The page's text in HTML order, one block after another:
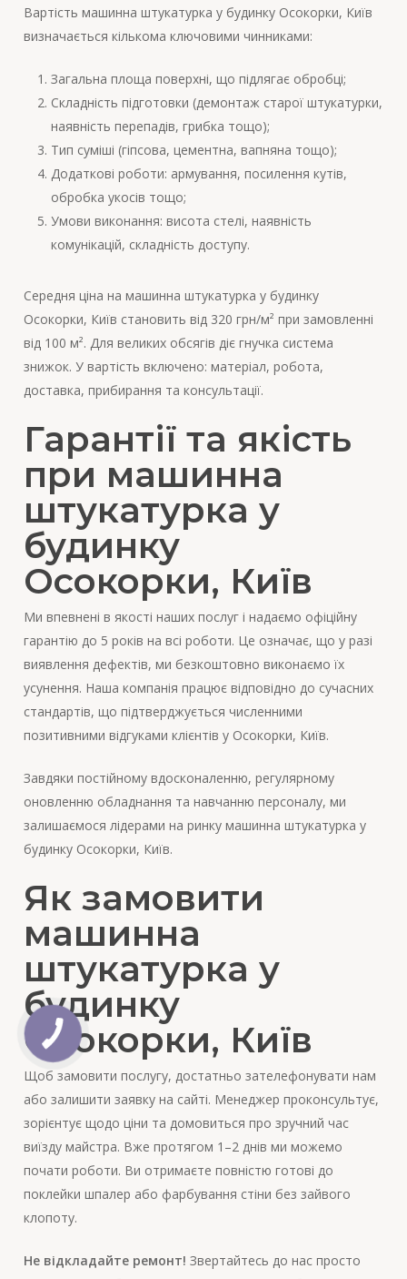
Вартість машинна штукатурка у будинку Осокорки, Київ
визначається кількома ключовими чинниками:
Загальна площа поверхні, що підлягає обробці;
Складність підготовки (демонтаж старої штукатурки,
наявність перепадів, грибка тощо);
Тип суміші (гіпсова, цементна, вапняна тощо);
Додаткові роботи: армування, посилення кутів,
обробка укосів тощо;
Умови виконання: висота стелі, наявність
комунікацій, складність доступу.
Середня ціна на машинна штукатурка у будинку
Осокорки, Київ становить від 320 грн/м² при замовленні
від 100 м². Для великих обсягів діє гнучка система
знижок. У вартість включено: матеріал, робота,
доставка, прибирання та консультації.
Гарантії та якість
при машинна
штукатурка у
будинку
Осокорки, Київ
Ми впевнені в якості наших послуг і надаємо офіційну
гарантію до 5 років на всі роботи. Це означає, що у разі
виявлення дефектів, ми безкоштовно виконаємо їх
усунення. Наша компанія працює відповідно до сучасних
стандартів, що підтверджується численними
позитивними відгуками клієнтів у Осокорки, Київ.
Завдяки постійному вдосконаленню, регулярному
оновленню обладнання та навчанню персоналу, ми
залишаємося лідерами на ринку машинна штукатурка у
будинку Осокорки, Київ.
Як замовити
машинна
штукатурка у
будинку
Осокорки, Київ
Щоб замовити послугу, достатньо зателефонувати нам
або залишити заявку на сайті. Менеджер проконсультує,
зорієнтує щодо ціни та домовиться про зручний час
виїзду майстра. Вже протягом 1–2 днів ми можемо
почати роботи. Ви отримаєте повністю готові до
поклейки шпалер або фарбування стіни без зайвого
клопоту.
Не відкладайте ремонт! Звертайтесь до нас просто